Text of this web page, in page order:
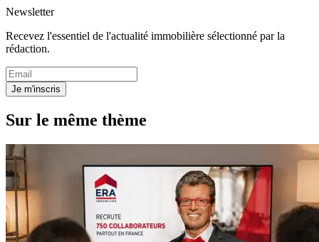
Newsletter
Recevez l'essentiel de l'actualité immobilière sélectionné par la
rédaction.
Je m'inscris
Sur le même thème